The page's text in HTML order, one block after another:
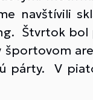
navštívili
Štvrtok bol
párty. V